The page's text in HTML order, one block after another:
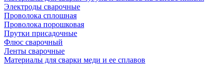
Электроды сварочные
Проволока сплошная
Проволока порошковая
Прутки присадочные
Флюс сварочный
Ленты сварочные
Материалы для сварки меди и ее сплавов